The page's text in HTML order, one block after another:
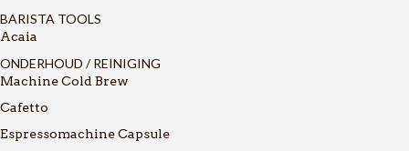
BARISTA TOOLS
Acaia
ONDERHOUD / REINIGING
Machine Cold Brew
Cafetto
Espressomachine Capsule